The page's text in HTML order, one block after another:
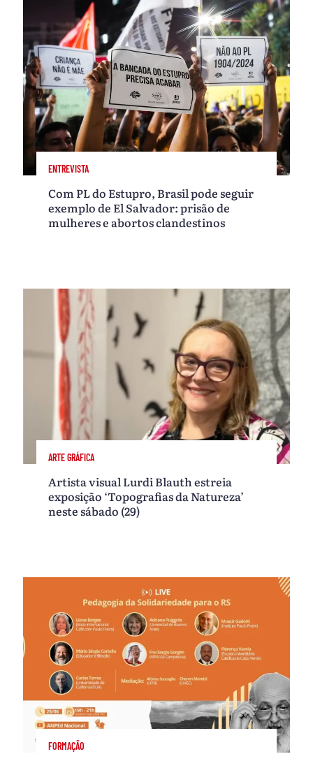
ENTREVISTA
Com PL do Estupro, Brasil pode seguir
exemplo de El Salvador: prisão de
mulheres e abortos clandestinos
ARTE GRÁFICA
Artista visual Lurdi Blauth estreia
exposição ‘Topografias da Natureza’
neste sábado (29)
FORMAÇÃO